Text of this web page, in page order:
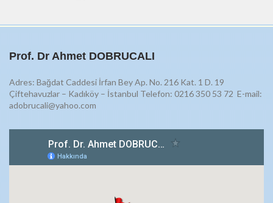
Prof. Dr Ahmet DOBRUCALI
Adres: Bağdat Caddesi İrfan Bey Ap. No. 216 Kat. 1 D. 19
Çiftehavuzlar – Kadıköy – İstanbul Telefon: 0216 350 53 72 E-mail:
adobrucali@yahoo.com